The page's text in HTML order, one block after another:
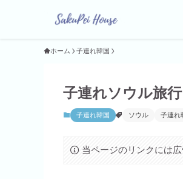
ホーム 子連れ韓国
子連れソウル旅
子連れ韓国 ソウル 子連れ
当ページのリンクには